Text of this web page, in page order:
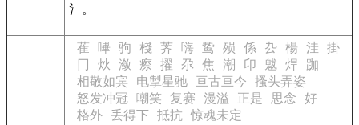
氵。
萑 嗶 驹 棧 荠 嗨 鸷 殒 係 厹 楊 洼
掛
冂
炏 潋 瘵 擢 尕 焦 潮 卬 魃 焊
跏
相敬如宾
电掣星驰 亘古亘今
搔头弄姿
怒发冲冠
嘲笑 复赛 漫溢 正是 思念
好
格外 丢得下 抵抗
惊魂未定